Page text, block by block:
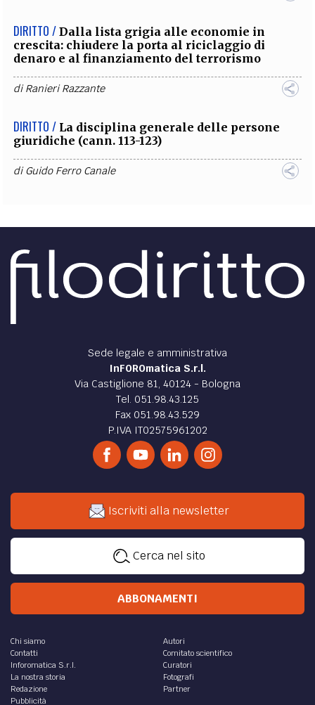
DIRITTO / Dalla lista grigia alle economie in
crescita: chiudere la porta al riciclaggio di
denaro e al finanziamento del terrorismo
diRanieri Razzante
DIRITTO / La disciplina generale delle persone
giuridiche (cann. 113-123)
diGuido Ferro Canale
Sede legale e amministrativa
InFOROmatica S.r.l.
Via Castiglione 81, 40124 - Bologna
Tel. 051.98.43.125
Fax 051.98.43.529
P.IVA IT02575961202
Iscriviti alla newsletter
Cerca nel sito
ABBONAMENTI
Chi siamo
Contatti
Inforomatica S.r.l.
La nostra storia
Redazione
Pubblicità
Autori
Comitato scientifico
Curatori
Fotografi
Partner